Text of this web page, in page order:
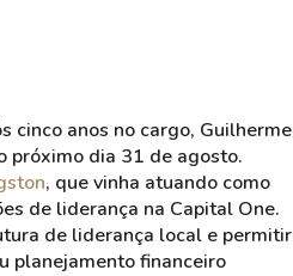
cinco anos no cargo, Guilherme
próximo dia 31 de agosto.
, que vinha atuando como
de liderança na Capital One.
de liderança local e permitir
planejamento financeiro